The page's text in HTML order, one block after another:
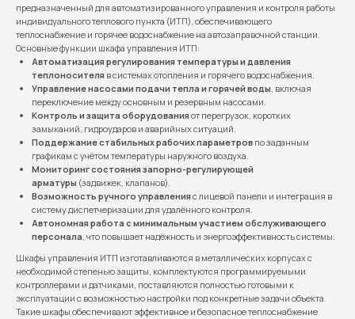
предназначенный для автоматизированного управления и контроля работы
индивидуального теплового пункта (ИТП), обеспечивающего
теплоснабжение и горячее водоснабжение на автозаправочной станции.
Основные функции шкафа управления ИТП:
Автоматизация регулирования температуры и давления
теплоносителя в системах отопления и горячего водоснабжения.
Управление насосами подачи тепла и горячей воды, включая
переключение между основным и резервным насосами.
Контроль и защита оборудования от перегрузок, коротких
замыканий, гидроударов и аварийных ситуаций.
Поддержание стабильных рабочих параметров по заданным
графикам с учётом температуры наружного воздуха.
Мониторинг состояния запорно-регулирующей
арматуры (задвижек, клапанов).
Возможность ручного управления с лицевой панели и интеграция в
систему диспетчеризации для удалённого контроля.
Автономная работа с минимальным участием обслуживающего
персонала, что повышает надёжность и энергоэффективность системы.
Шкафы управления ИТП изготавливаются в металлических корпусах с
необходимой степенью защиты, комплектуются программируемыми
контроллерами и датчиками, поставляются полностью готовыми к
эксплуатации с возможностью настройки под конкретные задачи объекта.
Такие шкафы обеспечивают эффективное и безопасное теплоснабжение